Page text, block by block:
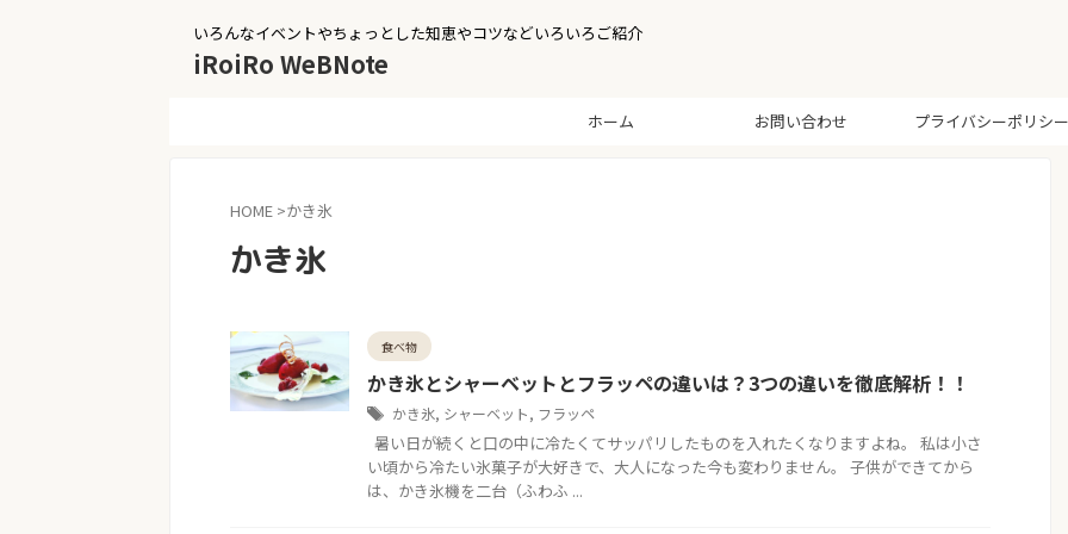
いろんなイベントやちょっとした知恵やコツなどいろいろご紹介
iRoiRo WeBNote
ホーム お問い合わせ プライバシーポリシー
HOME >かき氷
かき氷
食べ物
かき氷とシャーベットとフラッペの違いは？3つの違いを徹底解析！！
かき氷, シャーベット, フラッペ
暑い日が続くと口の中に冷たくてサッパリしたものを入れたくなりますよね。 私は小さ
い頃から冷たい氷菓子が大好きで、大人になった今も変わりません。 子供ができてから
は、かき氷機を二台（ふわふ ...